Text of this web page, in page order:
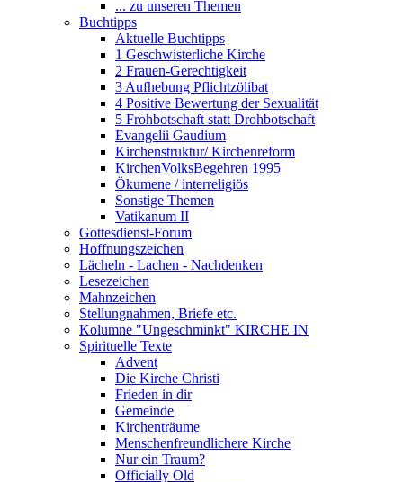
... zu unseren Themen
Buchtipps
Aktuelle Buchtipps
1 Geschwisterliche Kirche
2 Frauen-Gerechtigkeit
3 Aufhebung Pflichtzölibat
4 Positive Bewertung der Sexualität
5 Frohbotschaft statt Drohbotschaft
Evangelii Gaudium
Kirchenstruktur/ Kirchenreform
KirchenVolksBegehren 1995
Ökumene / interreligiös
Sonstige Themen
Vatikanum II
Gottesdienst-Forum
Hoffnungszeichen
Lächeln - Lachen - Nachdenken
Lesezeichen
Mahnzeichen
Stellungnahmen, Briefe etc.
Kolumne "Ungeschminkt" KIRCHE IN
Spirituelle Texte
Advent
Die Kirche Christi
Frieden in dir
Gemeinde
Kirchenträume
Menschenfreundlichere Kirche
Nur ein Traum?
Officially Old